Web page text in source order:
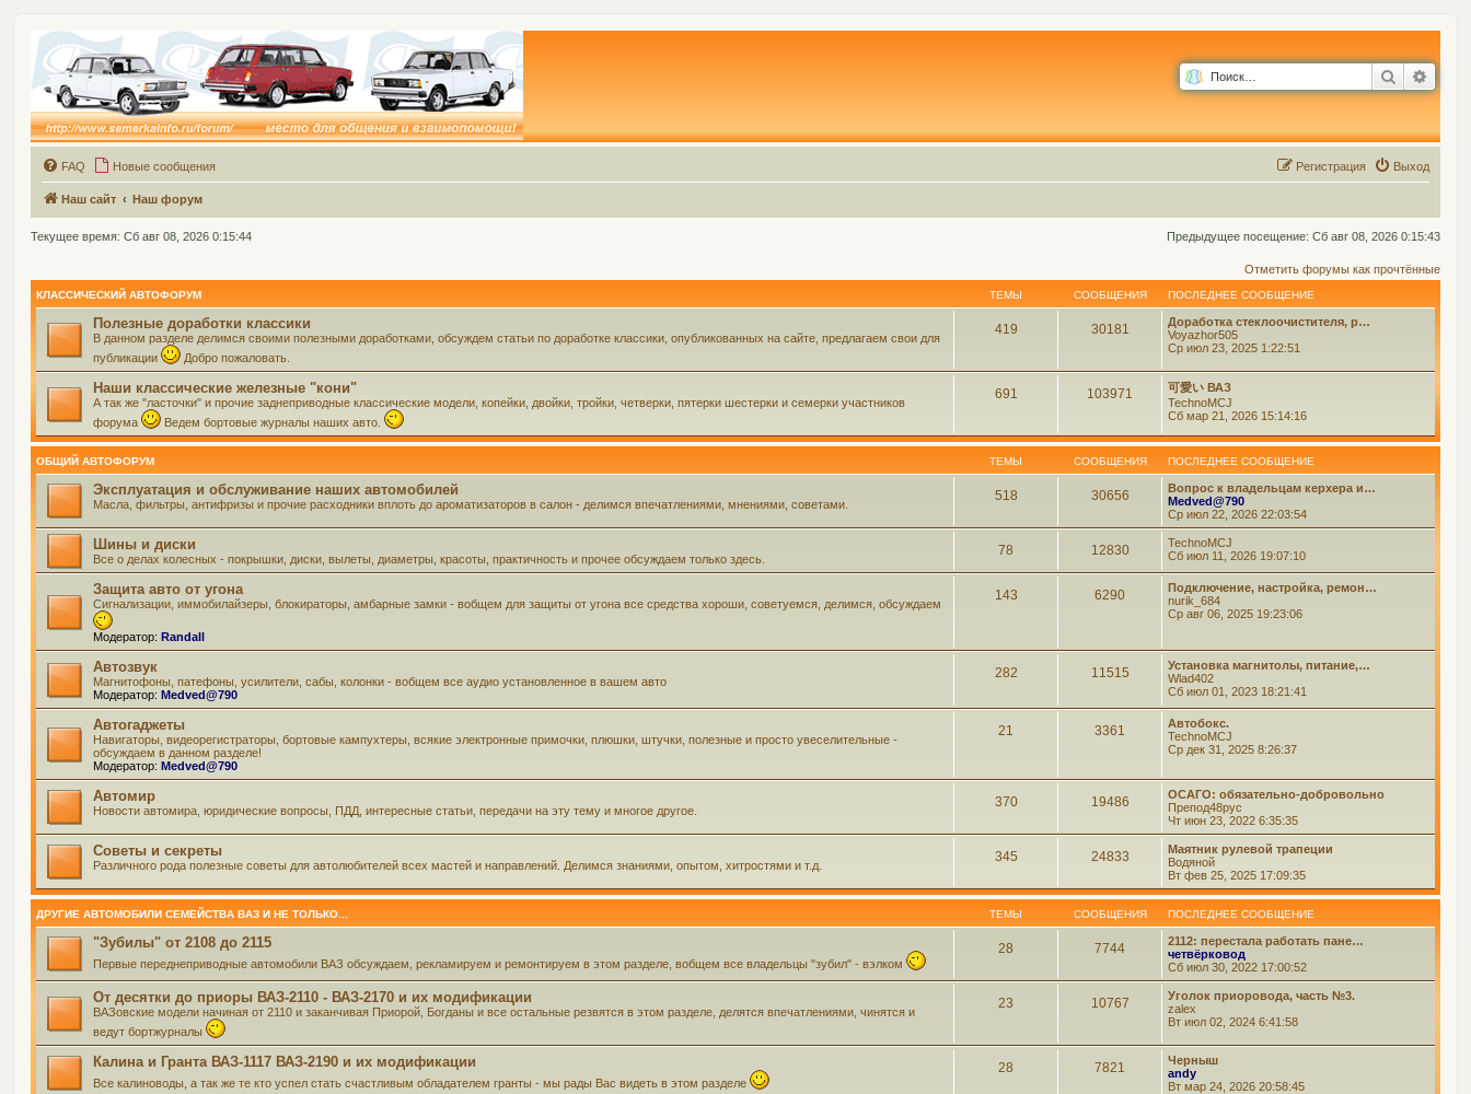
Поиск
FAQ Новые сообщения Выход
Регистрация
Наш сайт Наш форум
Предыдущее посещение: Сб авг 08, 2026 0:15:43
Текущее время: Сб авг 08, 2026 0:15:44
Отметить форумы как прочтённые
КЛАССИЧЕСКИЙ АВТОФОРУМ ТЕМЫ СООБЩЕНИЯ ПОСЛЕДНЕЕ СООБЩЕНИЕ
Полезные доработки классики
В данном разделе делимся своими полезными доработками, обсуждем статьи по доработке классики, опубликованных на сайте, предлагаем свои для
публикации
Добро пожаловать.
419 30181
Доработка стеклоочистителя, р…
Voyazhor505
Ср июл 23, 2025 1:22:51
Наши классические железные "кони"
А так же "ласточки" и прочие заднеприводные классические модели, копейки, двойки, тройки, четверки, пятерки шестерки и семерки участников
форума
Ведем бортовые журналы наших авто.
691 103971
可愛い ВАЗ
TechnoMCJ
Сб мар 21, 2026 15:14:16
ОБЩИЙ АВТОФОРУМ ТЕМЫ СООБЩЕНИЯ ПОСЛЕДНЕЕ СООБЩЕНИЕ
Эксплуатация и обслуживание наших автомобилей
Масла, фильтры, антифризы и прочие расходники вплоть до ароматизаторов в салон - делимся впечатлениями, мнениями, советами.
518 30656
Вопрос к владельцам керхера и…
Medved@790
Ср июл 22, 2026 22:03:54
Шины и диски
Все о делах колесных - покрышки, диски, вылеты, диаметры, красоты, практичность и прочее обсуждаем только здесь.
78 12830
TechnoMCJ
Сб июл 11, 2026 19:07:10
Защита авто от угона
Сигнализации, иммобилайзеры, блокираторы, амбарные замки - вобщем для защиты от угона все средства хороши, советуемся, делимся, обсуждаем
Модератор: Randall
143 6290
Подключение, настройка, ремон…
nurik_684
Ср авг 06, 2025 19:23:06
Автозвук
Магнитофоны, патефоны, усилители, сабы, колонки - вобщем все аудио установленное в вашем авто
Модератор: Medved@790
282 11515
Установка магнитолы, питание,…
Wlad402
Сб июл 01, 2023 18:21:41
Автогаджеты
Навигаторы, видеорегистраторы, бортовые кампухтеры, всякие электронные примочки, плюшки, штучки, полезные и просто увеселительные -
обсуждаем в данном разделе!
Модератор: Medved@790
21 3361
Автобокс.
TechnoMCJ
Ср дек 31, 2025 8:26:37
Автомир
Новости автомира, юридические вопросы, ПДД, интересные статьи, передачи на эту тему и многое другое.
370 19486
ОСАГО: обязательно-добровольно
Препод48рус
Чт июн 23, 2022 6:35:35
Советы и секреты
Различного рода полезные советы для автолюбителей всех мастей и направлений. Делимся знаниями, опытом, хитростями и т.д.
345 24833
Маятник рулевой трапеции
Водяной
Вт фев 25, 2025 17:09:35
ДРУГИЕ АВТОМОБИЛИ СЕМЕЙСТВА ВАЗ И НЕ ТОЛЬКО... ТЕМЫ СООБЩЕНИЯ ПОСЛЕДНЕЕ СООБЩЕНИЕ
"Зубилы" от 2108 до 2115
Первые переднеприводные автомобили ВАЗ обсуждаем, рекламируем и ремонтируем в этом разделе, вобщем все владельцы "зубил" - вэлком
28 7744
2112: перестала работать пане…
четвёрковод
Сб июл 30, 2022 17:00:52
От десятки до приоры ВАЗ-2110 - ВАЗ-2170 и их модификации
ВАЗовские модели начиная от 2110 и заканчивая Приорой, Богданы и все остальные резвятся в этом разделе, делятся впечатлениями, чинятся и
ведут бортжурналы
23 10767
Уголок приоровода, часть №3.
zalex
Вт июл 02, 2024 6:41:58
Калина и Гранта ВАЗ-1117 ВАЗ-2190 и их модификации
Все калиноводы, а так же те кто успел стать счастливым обладателем гранты - мы рады Вас видеть в этом разделе
28 7821
Черныш
andy
Вт мар 24, 2026 20:58:45